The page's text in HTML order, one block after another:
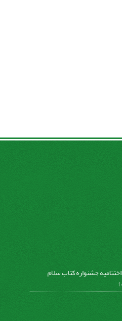
پنج شنبه 14 دی ماه 1402 اختتامیه جشنواره کتاب سلام